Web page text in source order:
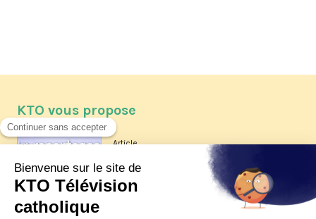
KTO vous propose
Article
Les reportages d'été 2026 de KTO